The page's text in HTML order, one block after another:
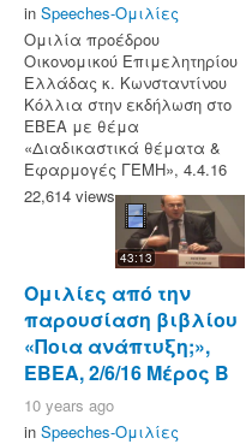
in Speeches-Ομιλίες
Ομιλία προέδρου
Οικονομικού Επιμελητηρίου
Ελλάδας κ. Κωνσταντίνου
Κόλλια στην εκδήλωση στο
ΕΒΕΑ με θέμα
«Διαδικαστικά θέματα &
Εφαρμογές ΓΕΜΗ», 4.4.16
22,614 views
43:13
Ομιλίες από την
παρουσίαση βιβλίου
«Ποια ανάπτυξη;»,
ΕΒΕΑ, 2/6/16 Μέρος Β
10 years ago
in Speeches-Ομιλίες